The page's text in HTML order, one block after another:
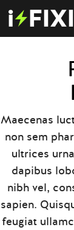
Maecenas
non sem
ultrices
dapibus
nibh vel,
sapien.
feugiat